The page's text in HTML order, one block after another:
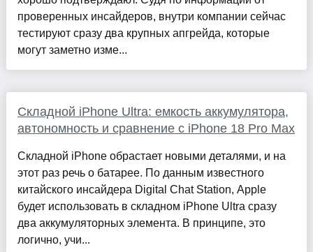
проверенных инсайдеров, внутри компании сейчас
тестируют сразу два крупных апгрейда, которые
могут заметно изме...
Складной iPhone Ultra: емкость аккумулятора,
автономность и сравнение с iPhone 18 Pro Max
Складной iPhone обрастает новыми деталями, и на
этот раз речь о батарее. По данным известного
китайского инсайдера Digital Chat Station, Apple
будет использовать в складном iPhone Ultra сразу
два аккумуляторных элемента. В принципе, это
логично, учи...